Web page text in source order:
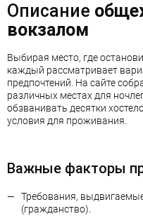
Описание
вокзалом
Выбирая место, где
каждый рассматривает
предпочтений. На сайте
различных местах для
обзванивать десятки
условия для проживания.
Важные факторы
Требования,
(гражданство).